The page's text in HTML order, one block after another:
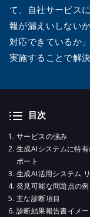
て、自社サービス
報が漏えいしない
対応できているか
実施することで解決
目次
サービスの強み
生成AIシステムに特
ポート
生成AI活用システム
発見可能な問題点の例
主な診断項目
診断結果報告書イメ